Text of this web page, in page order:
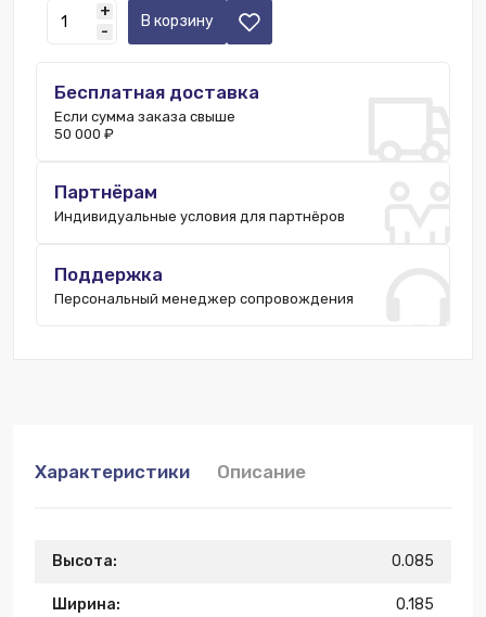
Казань:
2 шт.
3 шт.
Уфа:7 шт.
Москва:823 шт.
+
-
В корзину
Бесплатная доставка
Если сумма заказа свыше
50 000 ₽
Партнёрам
Индивидуальные условия для партнёров
Поддержка
Персональный менеджер сопровождения
Характеристики Описание
Высота: 0.085
Ширина: 0.185